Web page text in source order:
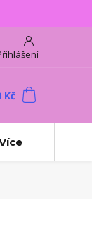
Kč